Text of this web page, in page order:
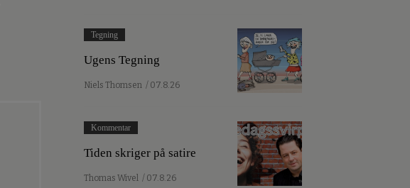
Tegning
Ugens Tegning
Niels Thomsen / 07.8.26
Kommentar
Tiden skriger på satire
Thomas Wivel / 07.8.26